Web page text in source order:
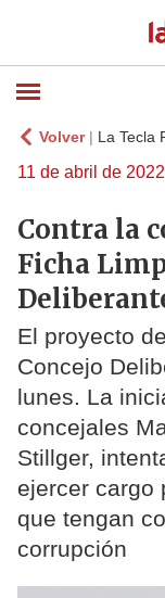
Volver| La Tecla
11 de abril de 2022
Contra la
Ficha
El proyecto
Concejo
lunes. La
concejales
Stillger,
ejercer cargo
que tengan
corrupción